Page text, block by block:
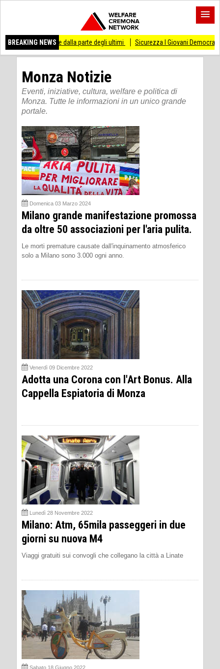
BREAKING NEWS
dalla parte degli ultimi Sicurezza I Giovani Democratici ribattono ai
Monza Notizie
Eventi, iniziative, cultura, welfare e politica di
Monza. Tutte le informazioni in un unico grande
portale.
Domenica 03 Marzo 2024
Milano grande manifestazione promossa
da oltre 50 associazioni per l'aria pulita.
Le morti premature causate dall'inquinamento atmosferico
solo a Milano sono 3.000 ogni anno.
Venerdì 09 Dicembre 2022
Adotta una Corona con l'Art Bonus. Alla
Cappella Espiatoria di Monza
Lunedì 28 Novembre 2022
Milano: Atm, 65mila passeggeri in due
giorni su nuova M4
Viaggi gratuiti sui convogli che collegano la città a Linate
Sabato 18 Giugno 2022